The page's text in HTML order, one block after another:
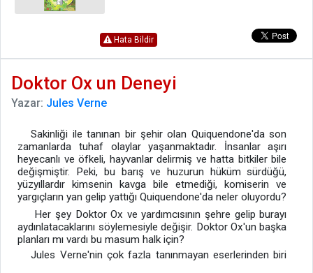
Hata Bildir
Doktor Ox un Deneyi
Yazar: Jules Verne
Sakinliği ile tanınan bir şehir olan Quiquendone'da son
zamanlarda tuhaf olaylar yaşanmaktadır. İnsanlar aşırı
heyecanlı ve öfkeli, hayvanlar delirmiş ve hatta bitkiler bile
değişmiştir. Peki, bu barış ve huzurun hüküm sürdüğü,
yüzyıllardır kimsenin kavga bile etmediği, komiserin ve
yargıçların yan gelip yattığı Quiquendone'da neler oluyordu?
Her şey Doktor Ox ve yardımcısının şehre gelip burayı
aydınlatacaklarını söylemesiyle değişir. Doktor Ox'un başka
planları mı vardı bu masum halk için?
Jules Verne'nin çok fazla tanınmayan eserlerinden biri